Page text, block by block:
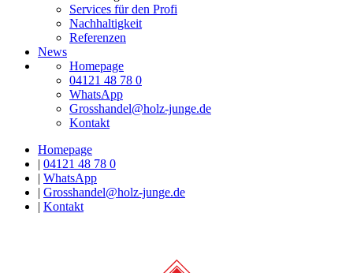
Services für den Profi
Nachhaltigkeit
Referenzen
News
Homepage
04121 48 78 0
WhatsApp
Grosshandel@holz-junge.de
Kontakt
Homepage
| 04121 48 78 0
| WhatsApp
| Grosshandel@holz-junge.de
| Kontakt